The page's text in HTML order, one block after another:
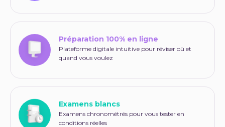
Préparation 100% en ligne
Plateforme digitale intuitive pour réviser où et
quand vous voulez
Examens blancs
Examens chronométrés pour vous tester en
conditions réelles